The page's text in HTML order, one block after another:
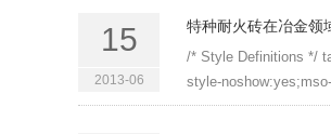
15
2013-06
特种耐火砖在冶金领
/* Style Definitions */
style-